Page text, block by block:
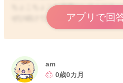
ちょこちょこと清潔にしてくださっ
ぜひ続けてみてください。
そして充血をしていることはあり
と良いと思います。
産院にもまず状況をお伝えいただき
アプリで回
am
0歳0カ月